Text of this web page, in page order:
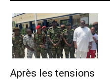
Après les tensions